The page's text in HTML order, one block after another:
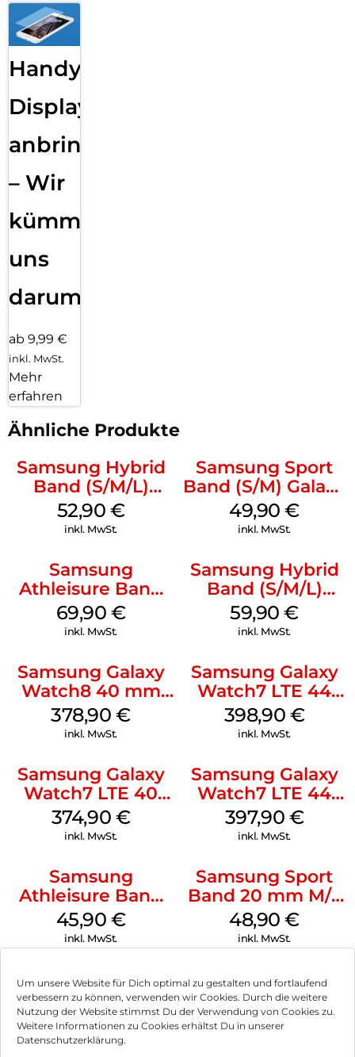
Um unsere Website für Dich optimal zu gestalten und fortlaufend
verbessern zu können, verwenden wir Cookies. Durch die weitere
Nutzung der Website stimmst Du der Verwendung von Cookies zu.
Weitere Informationen zu Cookies erhältst Du in unserer
Datenschutzerklärung.
Handy
Displayfolie
anbringen
– Wir
kümmern
uns
darum!
ab 9,99 €
inkl. MwSt.
Mehr
erfahren
Ähnliche Produkte
Samsung Hybrid
Band (S/M/L)
Galaxy
Watch8/Watch8
52,90 €
inkl. MwSt.
Samsung Sport
Band (S/M) Galaxy
Watch8/Watch8
Classic Graphite
49,90€
inkl. MwSt.
Samsung
Athleisure Band
(S/M) Galaxy
Watch8/Watch8
69,90 €
inkl. MwSt.
Samsung Hybrid
Band (S/M/L)
Galaxy
Watch8/Watch8
59,90€
inkl. MwSt.
Samsung Galaxy
Watch8 40 mm
Graphite
378,90€
inkl. MwSt.
Samsung Galaxy
Watch7 LTE 44
mm Silver
398,90 €
inkl. MwSt.
Samsung Galaxy
Watch7 LTE 40
mm Cream
374,90 €
inkl. MwSt.
Samsung Galaxy
Watch7 LTE 44
mm Green
397,90 €
inkl. MwSt.
Samsung
Athleisure Band
S/M Galaxy
Watch7 Cream
45,90 €
inkl. MwSt.
Samsung Sport
Band 20 mm M/L
Galaxy Watch
Series Silber
48,90€
inkl. MwSt.
Impressum